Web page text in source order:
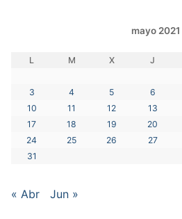
mayo 2021
L M X J
3
4 5 6
10
11 12 13
17
18 19 20
24
25 26 27
31
« Abr Jun »